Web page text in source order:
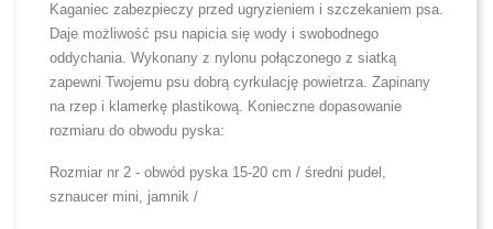
Kaganiec zabezpieczy przed ugryzieniem i szczekaniem psa.
Daje możliwość psu napicia się wody i swobodnego
oddychania. Wykonany z nylonu połączonego z siatką
zapewni Twojemu psu dobrą cyrkulację powietrza. Zapinany
na rzep i klamerkę plastikową. Konieczne dopasowanie
rozmiaru do obwodu pyska:
Rozmiar nr 2 - obwód pyska 15-20 cm / średni pudel,
sznaucer mini, jamnik /